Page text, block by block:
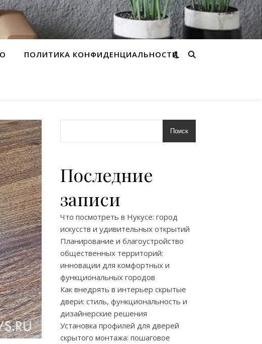
ПОЛИТИКА КОНФИДЕНЦИАЛЬНОСТИ
Поиск
Последние
записи
Что посмотреть в Нукусе: город
искусств и удивительных открытий
Планирование и благоустройство
общественных территорий:
инновации для комфортных и
функциональных городов
Как внедрять в интерьер скрытые
двери: стиль, функциональность и
дизайнерские решения
Установка профилей для дверей
скрытого монтажа: пошаговое